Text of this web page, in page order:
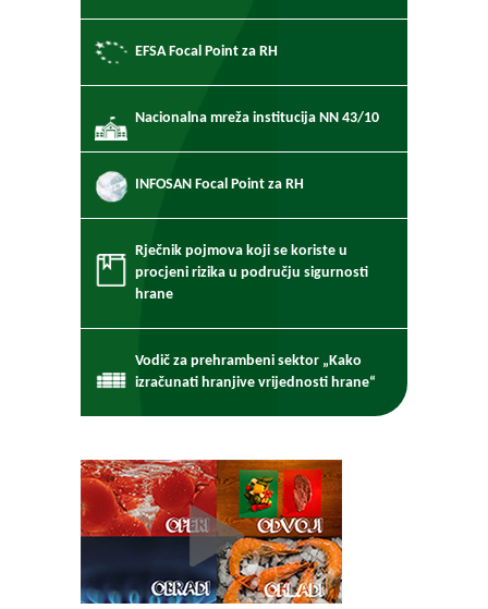
EFSA Focal Point za RH
Nacionalna mreža institucija NN 43/10
INFOSAN Focal Point za RH
Rječnik pojmova koji se koriste u
procjeni rizika u području sigurnosti
hrane
Vodič za prehrambeni sektor „Kako
izračunati hranjive vrijednosti hrane“